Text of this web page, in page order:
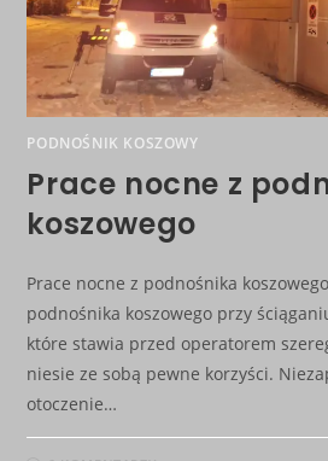
PODNOŚNIK KOSZOWY
Prace nocne z
koszowego
Prace nocne z podnośnika
podnośnika koszowego przy
które stawia przed operatorem
niesie ze sobą pewne korzyści.
otoczenie…